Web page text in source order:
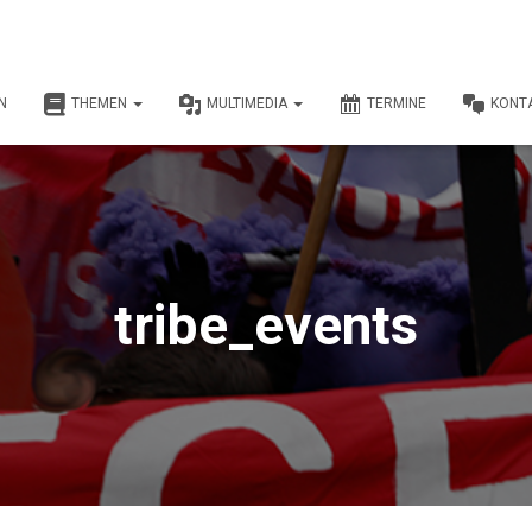
THEMEN MULTIMEDIA TERMINE
tribe_events